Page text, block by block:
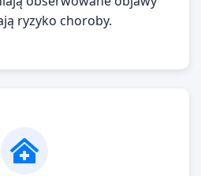
ryzyko choroby.